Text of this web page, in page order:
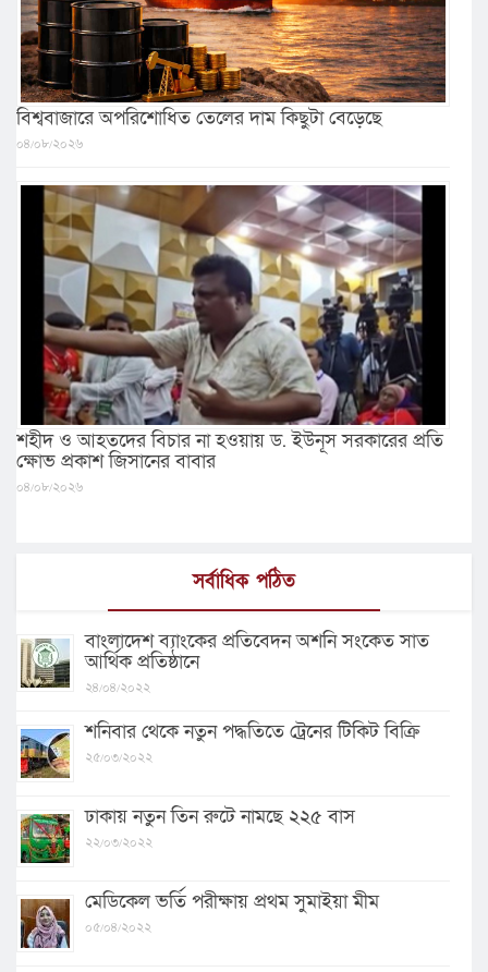
বিশ্ববাজারে অপরিশোধিত তেলের দাম কিছুটা বেড়েছে
০৪/০৮/২০২৬
শহীদ ও আহতদের বিচার না হওয়ায় ড. ইউনূস সরকারের প্রতি
ক্ষোভ প্রকাশ জিসানের বাবার
০৪/০৮/২০২৬
সর্বাধিক পঠিত
বাংলাদেশ ব্যাংকের প্রতিবেদন অশনি সংকেত সাত
আর্থিক প্রতিষ্ঠানে
২৪/০৪/২০২২
শনিবার থেকে নতুন পদ্ধতিতে ট্রেনের টিকিট বিক্রি
২৫/০৩/২০২২
ঢাকায় নতুন তিন রুটে নামছে ২২৫ বাস
২২/০৩/২০২২
মেডিকেল ভর্তি পরীক্ষায় প্রথম সুমাইয়া মীম
০৫/০৪/২০২২